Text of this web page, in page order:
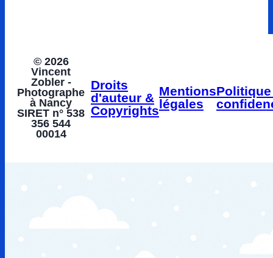
© 2026
Vincent
Zobler -
Photographe
à Nancy
SIRET n° 538
356 544
00014
Droits
d'auteur &
Copyrights
Mentions
légales